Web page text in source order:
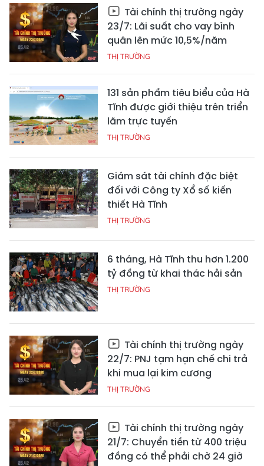
Tài chính thị trường ngày
23/7: Lãi suất cho vay bình
quân lên mức 10,5%/năm
THỊ TRƯỜNG
131 sản phẩm tiêu biểu của Hà
Tĩnh được giới thiệu trên triển
lãm trực tuyến
THỊ TRƯỜNG
Giám sát tài chính đặc biệt
đối với Công ty Xổ số kiến
thiết Hà Tĩnh
THỊ TRƯỜNG
6 tháng, Hà Tĩnh thu hơn 1.200
tỷ đồng từ khai thác hải sản
THỊ TRƯỜNG
Tài chính thị trường ngày
22/7: PNJ tạm hạn chế chi trả
khi mua lại kim cương
THỊ TRƯỜNG
Tài chính thị trường ngày
21/7: Chuyển tiền từ 400 triệu
đồng có thể phải chờ 24 giờ